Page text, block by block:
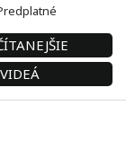
VIDEÁ